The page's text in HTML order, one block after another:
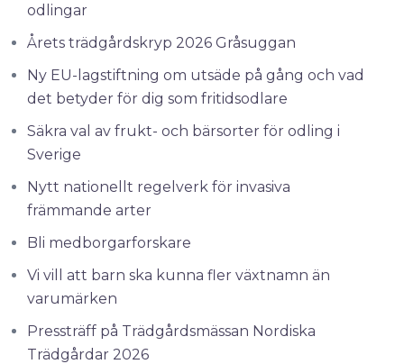
odlingar
Årets trädgårdskryp 2026 Gråsuggan
Ny EU-lagstiftning om utsäde på gång och vad
det betyder för dig som fritidsodlare
Säkra val av frukt- och bärsorter för odling i
Sverige
Nytt nationellt regelverk för invasiva
främmande arter
Bli medborgarforskare
Vi vill att barn ska kunna fler växtnamn än
varumärken
Pressträff på Trädgårdsmässan Nordiska
Trädgårdar 2026